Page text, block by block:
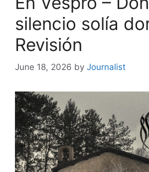
silencio solía
Revisión
June 18, 2026 by Journalist